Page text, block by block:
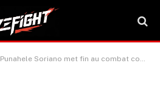
Punahele Soriano met fin au combat contre Uroš Medić en 31 secondes à l’UFC Vegas 101